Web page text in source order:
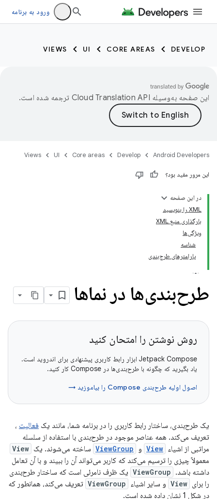
ورود به برنامه
DEVELOP
CORE AREAS
UI
VIEWS
این صفحه به‌وسیله ترجمه شده است.
Android Developers
Develop
Core areas
UI
Views
این مرور مفید بود؟
در این صفحه
XML را بنویسید
بارگذاری منبع XML
ویژگی‌ها
شناسه
پارامترهای طرح‌بندی
طرح‌بندی‌ها در نماها
روش نوشتن را امتحان کنید
Jetpack Compose ابزار رابط کاربری پیشنهادی برای اندروید است.
یاد بگیرید که چگونه با طرح‌بندی‌ها در Compose کار کنید.
اصول اولیه طرح‌بندی Compose را بیاموزید →
یک طرح‌بندی، ساختار رابط کاربری را در برنامه شما، مانند یک فعالیت ،
تعریف می‌کند. همه عناصر موجود در طرح‌بندی با استفاده از سلسله
مراتبی از اشیاء View و ViewGroup ساخته می‌شوند. یک View
معمولاً چیزی را ترسیم می‌کند که کاربر می‌تواند آن را ببیند و با آن تعامل
داشته باشد. ViewGroup یک ظرف نامرئی است که ساختار طرح‌بندی
را برای View و سایر اشیاء ViewGroup تعریف می‌کند، همانطور که
در شکل 1 نشان داده شده است.